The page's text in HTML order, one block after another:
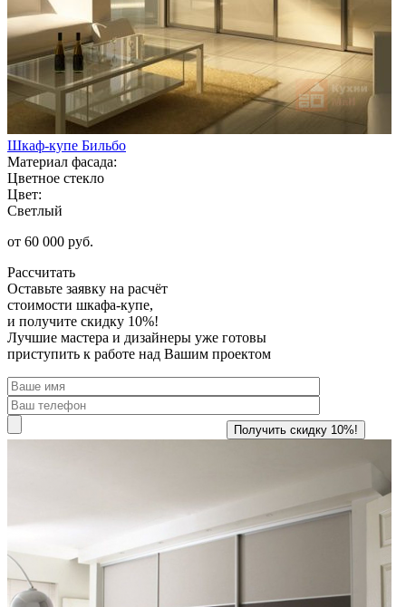
Шкаф-купе Бильбо
Материал фасада:
Цветное стекло
Цвет:
Светлый
от 60 000 руб.
Рассчитать
Оставьте заявку на расчёт
стоимости шкафа-купе,
и получите скидку 10%!
Лучшие мастера и дизайнеры уже готовы
приступить к работе над Вашим проектом